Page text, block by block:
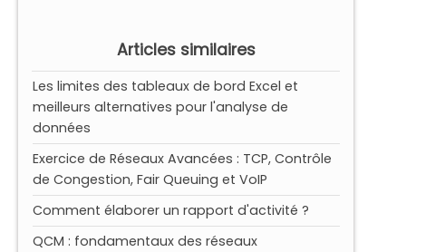
Articles similaires
Les limites des tableaux de bord Excel et
meilleurs alternatives pour l'analyse de
données
Exercice de Réseaux Avancées : TCP, Contrôle
de Congestion, Fair Queuing et VoIP
Comment élaborer un rapport d'activité ?
QCM : fondamentaux des réseaux